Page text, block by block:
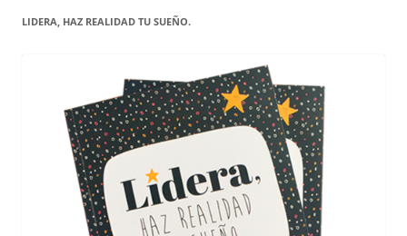
LIDERA, HAZ REALIDAD TU SUEÑO.